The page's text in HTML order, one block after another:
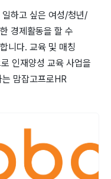
하고 싶은 여성/청년/
경제활동을 할 수
니다. 교육 및 매칭
인재양성 교육 사업을
맘잡고프로HR